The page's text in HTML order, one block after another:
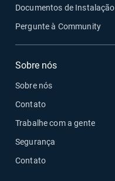
Documentos de Instalação
Pergunte à Community
Sobre nós
Sobre nós
Contato
Trabalhe com a gente
Segurança
Contato